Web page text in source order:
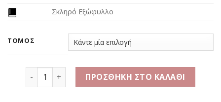
Σκληρό Εξώφυλλο
ΤΌΜΟΣ
Φιλοκαλία των Ιερών Νηπτικών ποσότητα
ΠΡΟΣΘΉΚΗ ΣΤΟ ΚΑΛΆΘΙ